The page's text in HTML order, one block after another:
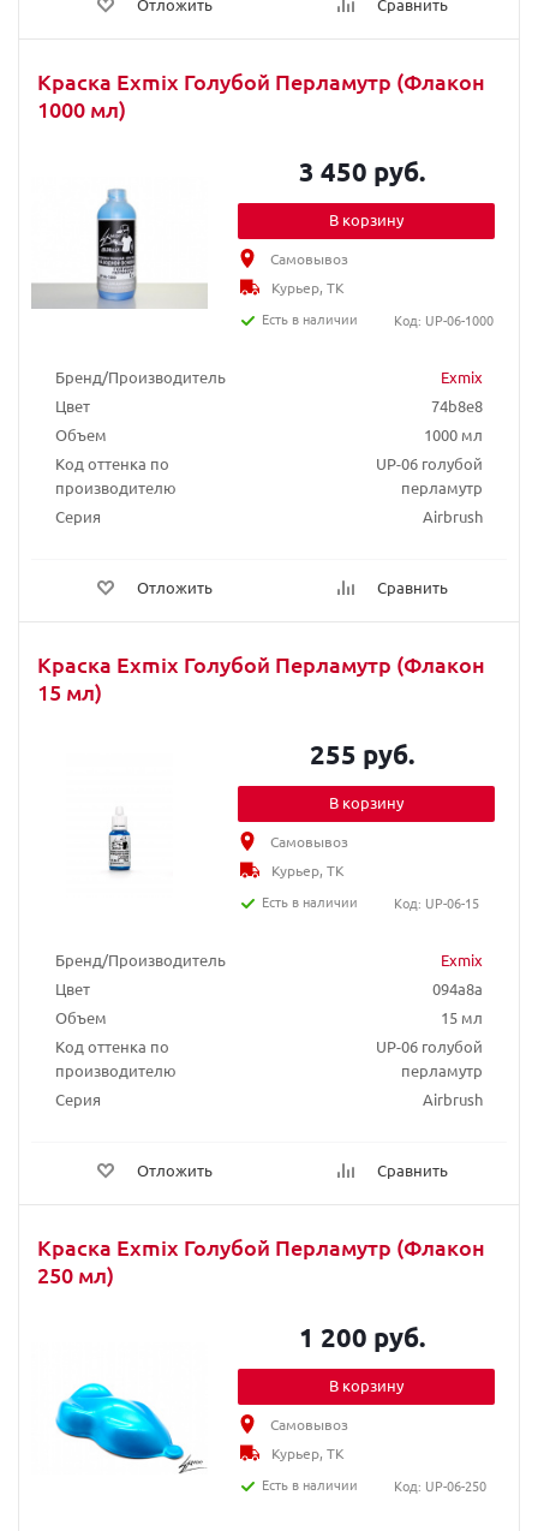
Отложить Сравнить
Краска Exmix Голубой Перламутр (Флакон
1000 мл)
Бренд/Производитель
Exmix
Цвет
74b8e8
Объем
1000 мл
Код оттенка по
производителю
UP-06 голубой
перламутр
Серия
Airbrush
Отложить Сравнить
3 450 руб.
В корзину
Самовывоз
Курьер, ТК
Есть в наличии
Код: UP-06-1000
Краска Exmix Голубой Перламутр (Флакон
15 мл)
Бренд/Производитель
Exmix
Цвет
094a8a
Объем
15 мл
Код оттенка по
производителю
UP-06 голубой
перламутр
Серия
Airbrush
Отложить Сравнить
255 руб.
В корзину
Самовывоз
Курьер, ТК
Есть в наличии
Код: UP-06-15
Краска Exmix Голубой Перламутр (Флакон
250 мл)
1 200 руб.
В корзину
Самовывоз
Курьер, ТК
Есть в наличии
Код: UP-06-250